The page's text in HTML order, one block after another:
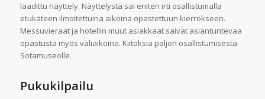
laadittu näyttely. Näyttelystä sai eniten irti osallistumalla
etukäteen ilmoitettuina aikoina opastettuun kierrokseen.
Messuvieraat ja hotellin muut asiakkaat saivat asiantuntevaa
opastusta myös väliaikoina. Kiitoksia paljon osallistumisesta
Sotamuseolle.
Pukukilpailu